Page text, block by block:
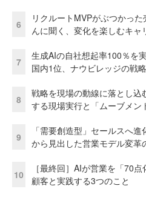
6
リクルートMVPがぶつかっ
んに聞く、変化を楽しむキャ
7
生成AIの自社想起率100％
国内1位、ナウビレッジの戦略
8
戦略を現場の動線に落とし
する現場実行と「ムーブメン
9
「需要創造型」セールスへ
から見出した営業モデル変革
10
［最終回］AIが営業を「70
顧客と実践する3つのこと